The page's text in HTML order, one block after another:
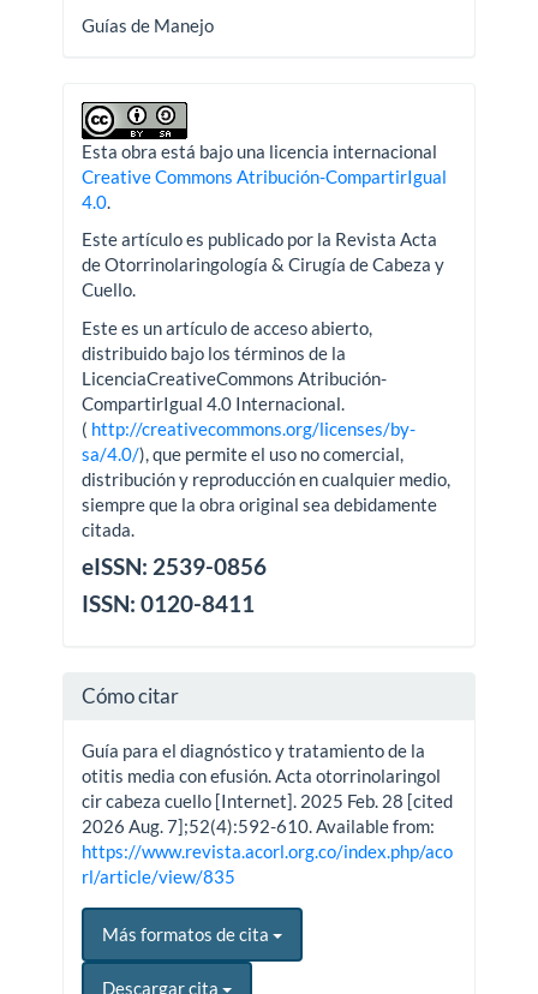
Guías de Manejo
Esta obra está bajo una licencia internacional
Creative Commons Atribución-CompartirIgual
4.0
Este artículo es publicado por la Revista Acta
de Otorrinolaringología & Cirugía de Cabeza y
Cuello.
Este es un artículo de acceso abierto,
distribuido bajo los términos de la
LicenciaCreativeCommons Atribución-
CompartirIgual 4.0 Internacional.
( http://creativecommons.org/licenses/by-
sa/4.0/), que permite el uso no comercial,
distribución y reproducción en cualquier medio,
siempre que la obra original sea debidamente
citada.
eISSN: 2539-0856
ISSN: 0120-8411
Cómo citar
Guía para el diagnóstico y tratamiento de la
otitis media con efusión. Acta otorrinolaringol
cir cabeza cuello [Internet]. 2025 Feb. 28 [cited
2026 Aug. 7];52(4):592-610. Available from:
https://www.revista.acorl.org.co/index.php/aco
rl/article/view/835
Más formatos de cita
Descargar cita